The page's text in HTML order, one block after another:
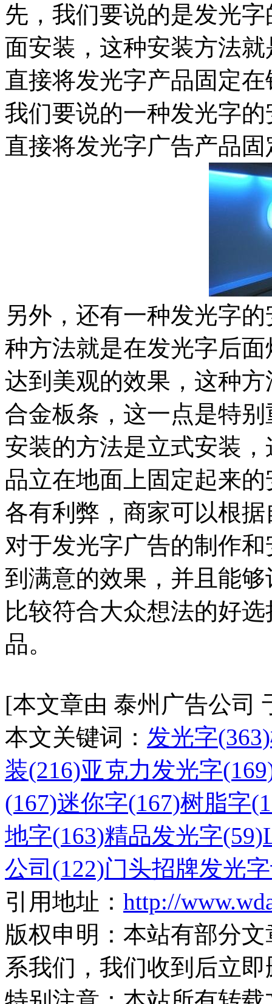
先，我们要说的是发光
面安装，这种安装方法
直接将发光字产品固定
我们要说的一种发光字
直接将发光字广告产品
另外，还有一种发光字
种方法就是在发光字后
达到美观的效果，这种
合金板条，这一点是特
安装的方法是立式安装
品立在地面上固定起来
各有利弊，商家可以根
对于发光字广告的制作
到满意的效果，并且能
比较符合大众想法的好
品。
[本文章由 泰州广告公司
本文关键词： 发光字(363)
装(216)亚克力发光字
(167)迷你字(167)树脂字
地字(163)精品发光字(59)
公司(122)门头招牌发光
引用地址： http://
版权申明： 本站有部分
系我们，我们收到后立